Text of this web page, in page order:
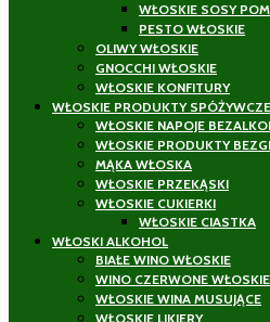
WŁOSKIE SOSY
PESTO WŁOSKIE
OLIWY WŁOSKIE
GNOCCHI WŁOSKIE
WŁOSKIE KONFITURY
WŁOSKIE PRODUKTY SPÓŻYWCZE
WŁOSKIE NAPOJE
WŁOSKIE PRODUKTY
MĄKA WŁOSKA
WŁOSKIE PRZEKĄSKI
WŁOSKIE CUKIERKI
WŁOSKIE CIASTKA
WŁOSKI ALKOHOL
BIAŁE WINO WŁOSKIE
WINO CZERWONE WŁOSKIE
WŁOSKIE WINA MUSUJĄCE
WŁOSKIE LIKIERY